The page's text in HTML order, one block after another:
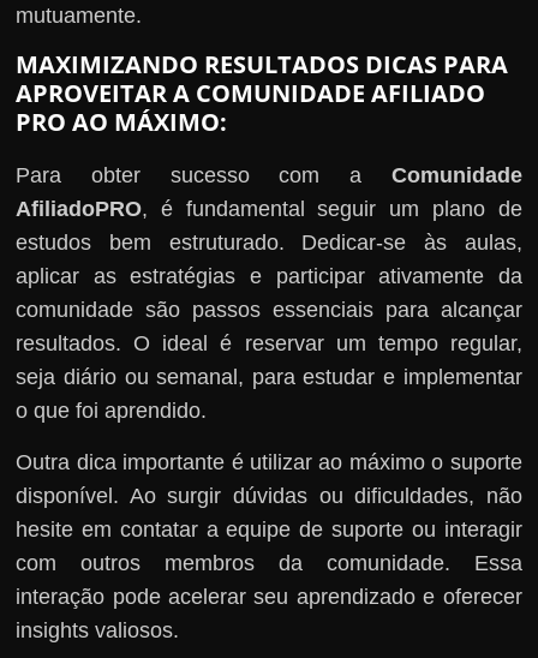
mutuamente.
MAXIMIZANDO RESULTADOS DICAS PARA
APROVEITAR A COMUNIDADE AFILIADO
PRO AO MÁXIMO:
Para obter sucesso com a Comunidade
AfiliadoPRO, é fundamental seguir um plano de
estudos bem estruturado. Dedicar-se às aulas,
aplicar as estratégias e participar ativamente da
comunidade são passos essenciais para alcançar
resultados. O ideal é reservar um tempo regular,
seja diário ou semanal, para estudar e implementar
o que foi aprendido.
Outra dica importante é utilizar ao máximo o suporte
disponível. Ao surgir dúvidas ou dificuldades, não
hesite em contatar a equipe de suporte ou interagir
com outros membros da comunidade. Essa
interação pode acelerar seu aprendizado e oferecer
insights valiosos.